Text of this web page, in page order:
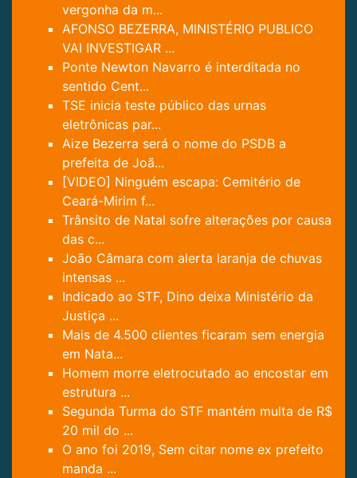
vergonha da m...
AFONSO BEZERRA, MINISTÉRIO PUBLICO
VAI INVESTIGAR ...
Ponte Newton Navarro é interditada no
sentido Cent...
TSE inicia teste público das urnas
eletrônicas par...
Aize Bezerra será o nome do PSDB a
prefeita de Joã...
[VIDEO] Ninguém escapa: Cemitério de
Ceará-Mirim f...
Trânsito de Natal sofre alterações por causa
das c...
João Câmara com alerta laranja de chuvas
intensas ...
Indicado ao STF, Dino deixa Ministério da
Justiça ...
Mais de 4.500 clientes ficaram sem energia
em Nata...
Homem morre eletrocutado ao encostar em
estrutura ...
Segunda Turma do STF mantém multa de R$
20 mil do ...
O ano foi 2019, Sem citar nome ex prefeito
manda ...